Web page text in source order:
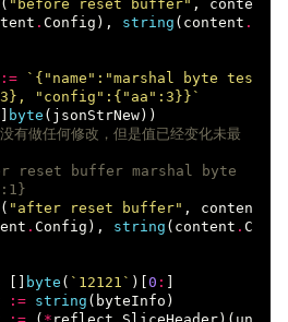
( "before reset buffer" ,
conte
. Config ), string ( content .
:=
`{"name":"marshal byte tes
"config":{"aa":3}}`
byte ( jsonStrNew))
做任何修改，但是值已经变化未最
reset buffer marshal byte
( "after reset buffer" ,
conten
. Config ), string ( content . C
byte ( `12121` )[ 0 :
:= string ( byteInfo )